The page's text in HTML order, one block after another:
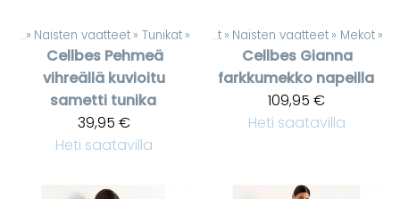
‪» Naisten vaatteet ‪» Tunikat ‪»
Cellbes Pehmeä
vihreällä kuvioitu
sametti tunika
39,95 €
Heti saatavilla
Tuotteet ‪» Naisten vaatteet ‪» Mekot ‪»
Cellbes Gianna
farkkumekko napeilla
109,95 €
Heti saatavilla